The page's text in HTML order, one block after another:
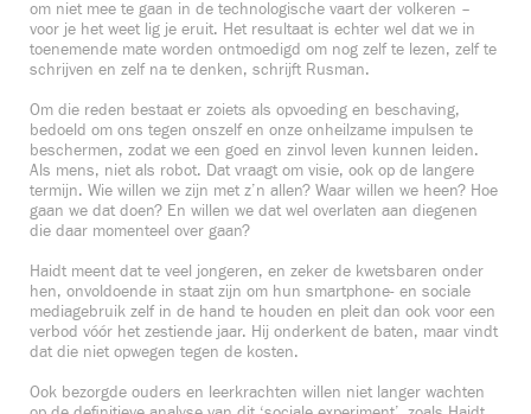
om niet mee te gaan in de technologische vaart der volkeren –
voor je het weet lig je eruit. Het resultaat is echter wel dat we in
toenemende mate worden ontmoedigd om nog zelf te lezen, zelf te
schrijven en zelf na te denken, schrijft Rusman.
Om die reden bestaat er zoiets als opvoeding en beschaving,
bedoeld om ons tegen onszelf en onze onheilzame impulsen te
beschermen, zodat we een goed en zinvol leven kunnen leiden.
Als mens, niet als robot. Dat vraagt om visie, ook op de langere
termijn. Wie willen we zijn met z’n allen? Waar willen we heen? Hoe
gaan we dat doen? En willen we dat wel overlaten aan diegenen
die daar momenteel over gaan?
Haidt meent dat te veel jongeren, en zeker de kwetsbaren onder
hen, onvoldoende in staat zijn om hun smartphone- en sociale
mediagebruik zelf in de hand te houden en pleit dan ook voor een
verbod vóór het zestiende jaar. Hij onderkent de baten, maar vindt
dat die niet opwegen tegen de kosten.
Ook bezorgde ouders en leerkrachten willen niet langer wachten